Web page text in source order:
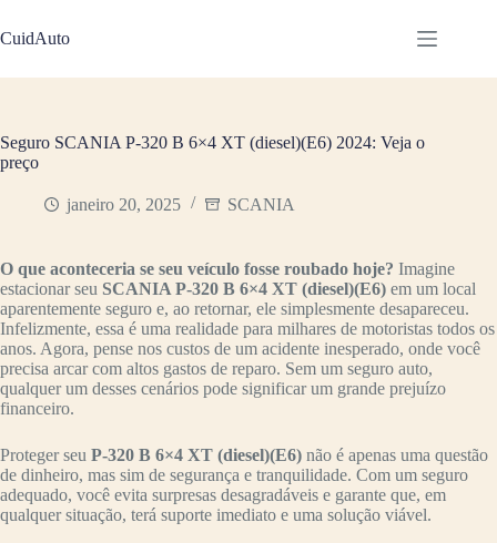
para
o
CuidAuto
Seguro SCANIA P-320 B 6×4 XT (diesel)(E6) 2024: Veja o
preço
janeiro 20, 2025 SCANIA
O que aconteceria se seu veículo fosse roubado hoje? Imagine
estacionar seu SCANIA P-320 B 6×4 XT (diesel)(E6) em um local
aparentemente seguro e, ao retornar, ele simplesmente desapareceu.
Infelizmente, essa é uma realidade para milhares de motoristas todos os
anos. Agora, pense nos custos de um acidente inesperado, onde você
precisa arcar com altos gastos de reparo. Sem um seguro auto,
qualquer um desses cenários pode significar um grande prejuízo
financeiro.
Proteger seu P-320 B 6×4 XT (diesel)(E6) não é apenas uma questão
de dinheiro, mas sim de segurança e tranquilidade. Com um seguro
adequado, você evita surpresas desagradáveis e garante que, em
qualquer situação, terá suporte imediato e uma solução viável.